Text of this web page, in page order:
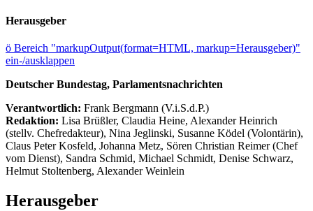
Herausgeber
ö Bereich "markupOutput(format=HTML, markup=Herausgeber)"
ein-/ausklappen
Deutscher Bundestag, Parlamentsnachrichten
Verantwortlich: Frank Bergmann (V.i.S.d.P.)
Redaktion: Lisa Brüßler, Claudia Heine, Alexander Heinrich
(stellv. Chefredakteur), Nina Jeglinski, Susanne Ködel (Volontärin),
Claus Peter Kosfeld, Johanna Metz, Sören Christian Reimer (Chef
vom Dienst), Sandra Schmid, Michael Schmidt, Denise Schwarz,
Helmut Stoltenberg, Alexander Weinlein
Herausgeber